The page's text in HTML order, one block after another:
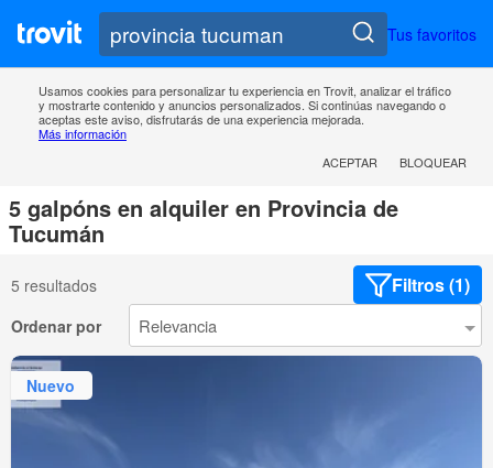
Tus favoritos
Usamos cookies para personalizar tu experiencia en Trovit, analizar el tráfico
y mostrarte contenido y anuncios personalizados. Si continúas navegando o
aceptas este aviso, disfrutarás de una experiencia mejorada.
Más información
ACEPTAR
BLOQUEAR
5 galpóns en alquiler en Provincia de
Tucumán
5 resultados Filtros (1)
Ordenar por
Nuevo